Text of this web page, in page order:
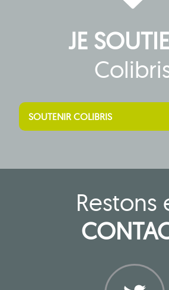
JE
SOUTENIR COLIBRIS
Restons